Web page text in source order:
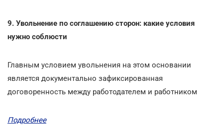
9. Увольнение по соглашению сторон: какие условия
нужно соблюсти
Главным условием увольнения на этом основании
является документально зафиксированная
договоренность между работодателем и работником
Подробнее